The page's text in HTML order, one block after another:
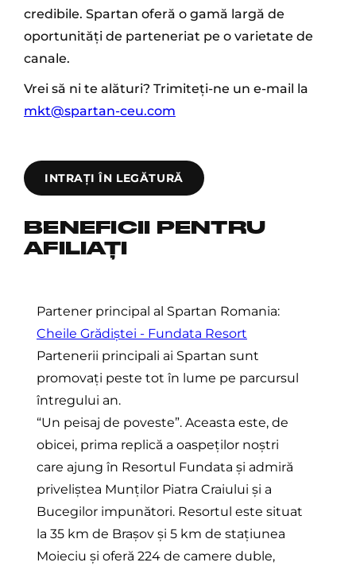
credibile. Spartan oferă o gamă largă de
oportunități de parteneriat pe o varietate de
canale.
Vrei să ni te alături? Trimiteți-ne un e-mail la
mkt@spartan-ceu.com
INTRAȚI ÎN LEGĂTURĂ
BENEFICII PENTRU
AFILIAȚI
Partener principal al Spartan Romania:
Cheile Grădiștei - Fundata Resort
Partenerii principali ai Spartan sunt
promovați peste tot în lume pe parcursul
întregului an.
“Un peisaj de poveste”. Aceasta este, de
obicei, prima replică a oaspeților noștri
care ajung în Resortul Fundata și admiră
priveliștea Munților Piatra Craiului și a
Bucegilor impunători. Resortul este situat
la 35 km de Brașov și 5 km de stațiunea
Moieciu și oferă 224 de camere duble,